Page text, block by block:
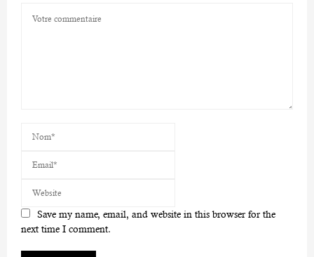
Save my name, email, and website in this browser for the
next time I comment.